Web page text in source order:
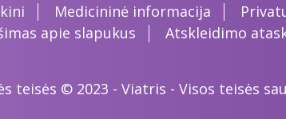
Medicininė informacija
apie slapukus
Atskleidimo
teisės © 2023 - Viatris - Visos teisės